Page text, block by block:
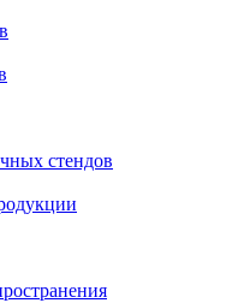
стендов